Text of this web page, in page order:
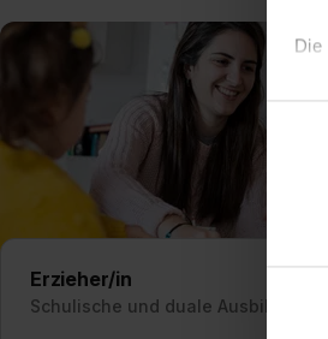
Die
Wir
Erzieher/in
Schulische und duale Ausbildung